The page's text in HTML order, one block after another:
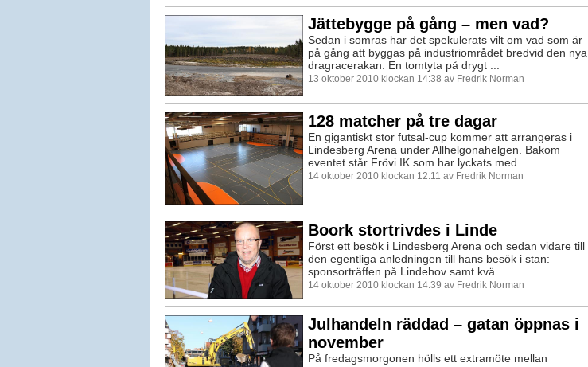
Jättebygge på gång – men vad?
Sedan i somras har det spekulerats vilt om vad som är
på gång att byggas på industriområdet bredvid den nya
dragracerakan. En tomtyta på drygt ...
13 oktober 2010 klockan 14:38 av Fredrik Norman
128 matcher på tre dagar
En gigantiskt stor futsal-cup kommer att arrangeras i
Lindesberg Arena under Allhelgonahelgen. Bakom
eventet står Frövi IK som har lyckats med ...
14 oktober 2010 klockan 12:11 av Fredrik Norman
Boork stortrivdes i Linde
Först ett besök i Lindesberg Arena och sedan vidare till
den egentliga anledningen till hans besök i stan:
sponsorträffen på Lindehov samt kvä...
14 oktober 2010 klockan 14:39 av Fredrik Norman
Julhandeln räddad – gatan öppnas i
november
På fredagsmorgonen hölls ett extramöte mellan